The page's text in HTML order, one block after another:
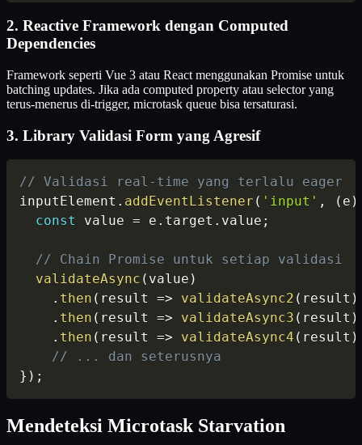
2. Reactive Framework dengan Computed
Dependencies
Framework seperti Vue 3 atau React menggunakan Promise untuk
batching updates. Jika ada computed property atau selector yang
terus-menerus di-trigger, microtask queue bisa tersaturasi.
3. Library Validasi Form yang Agresif
// Validasi real-time yang terlalu eager
inputElement . addEventListener ( 'input' , ( e )
const
value = e . target . value ;
// Chain Promise untuk setiap validasi
validateAsync ( value )
. then ( result => validateAsync2 ( result )
. then ( result => validateAsync3 ( result )
. then ( result => validateAsync4 ( result )
// ... dan seterusnya
} ) ;
Mendeteksi Microtask Starvation